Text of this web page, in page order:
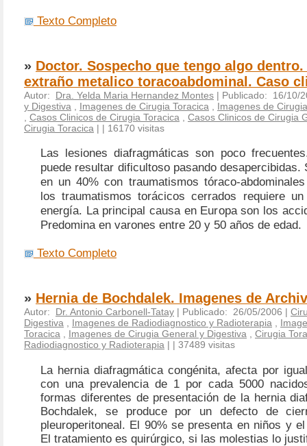
Texto Completo
» Doctor. Sospecho que tengo algo dentro.
extraño metalico toracoabdominal. Caso
Autor: Dra. Yelda Maria Hernandez Montes | Publicado: 16/10/
y Digestiva
Imagenes de Cirugia Toracica
Imagenes de
Casos Clinicos de Cirugia Toracica
Casos Clinicos de Cirugia
Cirugia Toracica | | 16170 visitas
Las lesiones diafragmáticas son poco
puede resultar dificultoso pasando desapercibidas.
en un 40% con traumatismos tóraco-
los traumatismos torácicos cerrados requiere
energía. La principal causa en Europa son los
Predomina en varones entre 20 y 50 años de edad.
Texto Completo
» Hernia de Bochdalek. Imagenes de
Autor: Dr. Antonio Carbonell-Tatay | Publicado: 26/05/2006 |
Digestiva
Imagenes de Radiodiagnostico y Radioterapia
Toracica
Imagenes de Cirugia General y Digestiva
Cirugia
Radiodiagnostico y Radioterapia | | 37489 visitas
La hernia diafragmática congénita, afecta por
con una prevalencia de 1 por cada 5000
formas diferentes de presentación de la hernia
Bochdalek, se produce por un defecto de
pleuroperitoneal. El 90% se presenta en niños y
El tratamiento es quirúrgico, si las molestias lo